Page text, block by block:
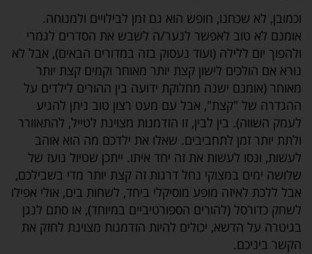
וכמובן, לא שכחנו, חופש הוא גם זמן לבילויים ולמנוחה.
אומנם לא טוב לאפשר לנער/ה לשבש את הסדרים לגמרי
ולהפוך יום ללילה (ועוד נעסוק בזה במדורים הבאים), אבל לא
נורא אם הולכים לישון קצת יותר מאוחר וקמים קצת יותר
מאוחר (אומנם ישנה מחלוקת ידועה בין ההורים לילדים על
ההגדרה של "קצת", אבל עם מעט רצון טוב ניתן להגיע
לעמק השווה). בין לבין, זו הזדמנות מצוינת לטייל, להתאוורר
ולתת יותר זמן לתחביבים. שאלו את ילדכם מה הוא אוהב
לעשות, ונסו לעשות את זה יחד איתו. ייתכן שטיול נועז של
שלושה ימים במצוקי נחל דרגות זה קצת יותר מדי בשבילכם,
אבל ללכת לאיזה מופע מוסיקלי ביחד, לשחות בים, אולי אפילו
לשחק כדורסל (להורים הספורטיביים במיוחד), או סתם לנגן
בגיטרה על הדשא, יכולים להיות הזדמנות מצוינת לחזק את
הקשר ביניכם.